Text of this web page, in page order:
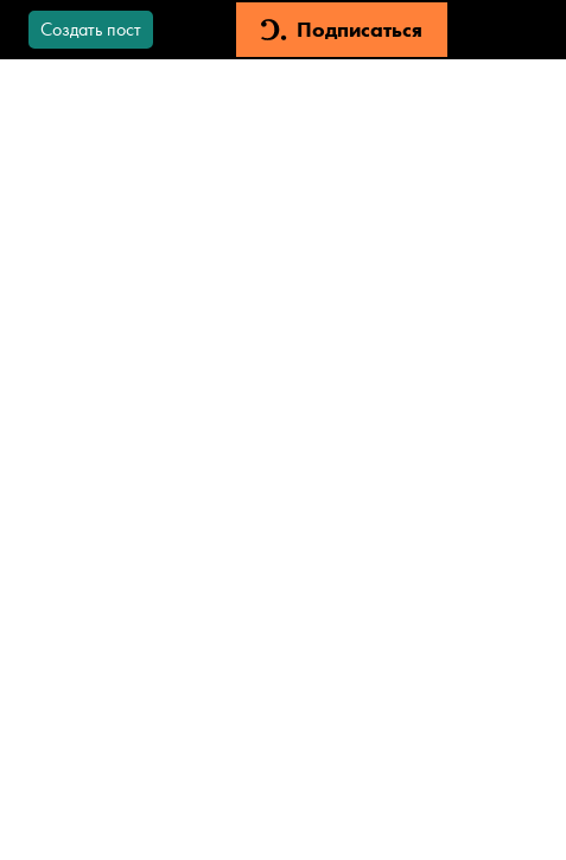
Создать пост Подписаться